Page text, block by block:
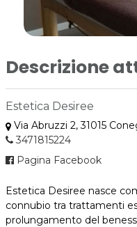
Descrizione
Estetica Desiree
Via Abruzzi 2, 31015
3471815224
Pagina Facebook
Estetica Desiree nasce
connubio tra trattamenti
prolungamento del